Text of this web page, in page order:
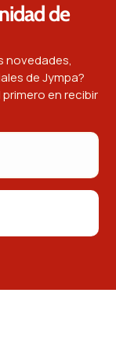
de
novedades,
de Jympa?
primero en recibir